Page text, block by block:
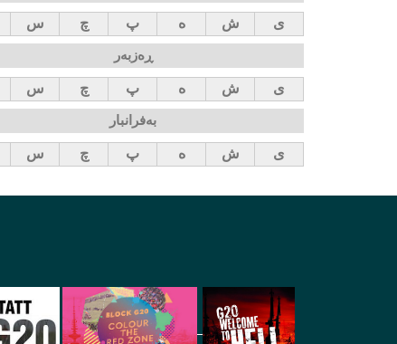
س چ پ ه ش ی
ڕەزبەر
س چ پ ه ش ی
بەفرانبار
س چ پ ه ش ی